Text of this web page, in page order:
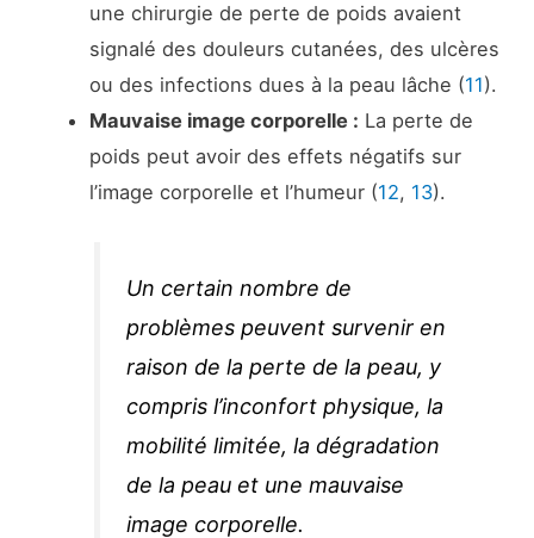
une chirurgie de perte de poids avaient
signalé des douleurs cutanées, des ulcères
ou des infections dues à la peau lâche (11).
Mauvaise image corporelle : La perte de
poids peut avoir des effets négatifs sur
l’image corporelle et l’humeur (12, 13).
Un certain nombre de
problèmes peuvent survenir en
raison de la perte de la peau, y
compris l’inconfort physique, la
mobilité limitée, la dégradation
de la peau et une mauvaise
image corporelle.